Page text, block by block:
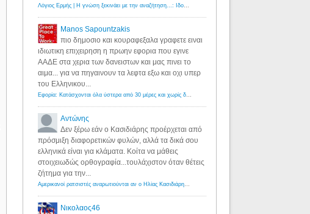
Λόγιος Ερμής | Η γνώση ξεκινάει με την αναζήτηση...: Ιδού οι 18 που χρωστούν 11 δις ευρώ!
Manos Sapountzakis
πιο δημοσιο και κουραφεξαλα γραφετε ειναι
ιδιωτικη επιχειρηση η πρωην εφορια που εγινε
ΑΑΔΕ στα χερια των δανειστων και μας πινει το
αιμα... για να πηγαινουν τα λεφτα εξω και οχι υπερ
του Ελληνικου...
Εφορία: Κατάσχονται όλα ύστερα από 30 μέρες και χωρίς δικαστικές αποφάσεις - Λόγιος Ερμής
Αντώνης
Δεν ξέρω εάν ο Κασιδιάρης προέρχεται από
πρόσμιξη διαφορετικών φυλών, αλλά τα δικά σου
ελληνικά είναι για κλάματα. Κοίτα να μάθεις
στοιχειωδώς ορθογραφία...τουλάχιστον όταν θέτεις
ζήτημα για την...
Αμερικανοί ρατσιστές αναρωτιούνται αν ο Ηλίας Κασιδιάρης ανήκει στη λευκή φυλή... - Λόγιος Ερμής
Νικολαος46